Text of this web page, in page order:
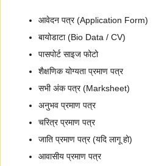
आवेदन पत्र (Application Form)
बायोडाटा (Bio Data / CV)
पासपोर्ट साइज फोटो
शैक्षणिक योग्यता प्रमाण पत्र
सभी अंक पत्र (Marksheet)
अनुभव प्रमाण पत्र
चरित्र प्रमाण पत्र
जाति प्रमाण पत्र (यदि लागू हो)
आवासीय प्रमाण पत्र